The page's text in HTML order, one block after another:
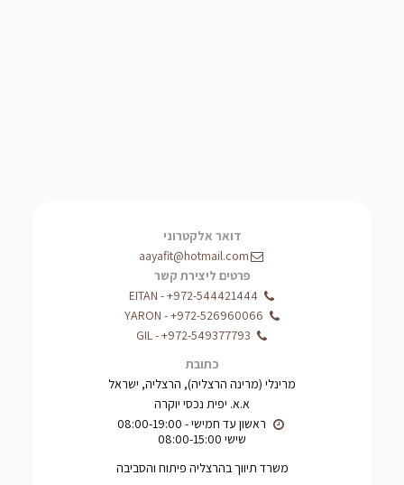
דואר אלקטרוני
aayafit@hotmail.com
פרטים ליצירת קשר
+972-544421444
-
EITAN
+972-526960066
-
YARON
+972-549377793
-
GIL
כתובת
מרינלי (מרינה הרצליה), הרצליה, ישראל
א.א. יפית נכסי יוקרה
שישי 08:00-15:00
משרד תיווך בהרצליה פיתוח והסביבה